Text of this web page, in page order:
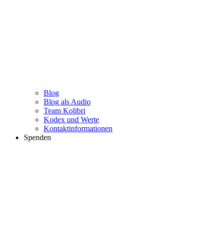
Blog
Blog als Audio
Team Kolibri
Kodex und Werte
Kontaktinformationen
Spenden